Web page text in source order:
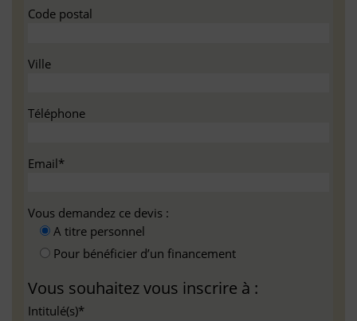
Code postal
Ville
Téléphone
Email*
Vous demandez ce devis :
A titre personnel
Pour bénéficier d’un financement
Vous souhaitez vous inscrire à :
Intitulé(s)*